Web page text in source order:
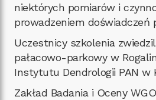
niektórych pomiarów i
prowadzeniem doświadczeń
Uczestnicy szkolenia
pałacowo-parkowy w
Instytutu Dendrologii PAN w
Zakład Badania i Oceny